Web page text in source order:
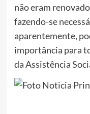
não eram
fazendo-se
aparentemente,
importância para
da Assistência